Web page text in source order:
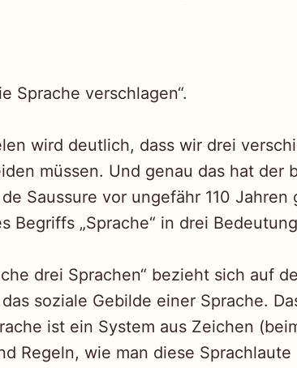
Sprache verschlagen“.
wird deutlich, dass wir drei
müssen. Und genau das hat der
Saussure vor ungefähr 110 Jahren
Begriffs „Sprache“ in drei
drei Sprachen“ bezieht sich auf
soziale Gebilde einer Sprache.
ist ein System aus Zeichen
Regeln, wie man diese